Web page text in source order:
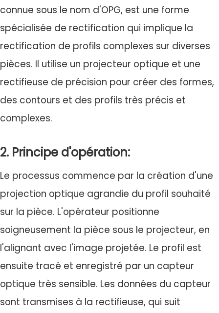
connue sous le nom d'OPG, est une forme
spécialisée de rectification qui implique la
rectification de profils complexes sur diverses
pièces. Il utilise un projecteur optique et une
rectifieuse de précision pour créer des formes,
des contours et des profils très précis et
complexes.
2. Principe d'opération:
Le processus commence par la création d'une
projection optique agrandie du profil souhaité
sur la pièce. L'opérateur positionne
soigneusement la pièce sous le projecteur, en
l'alignant avec l'image projetée. Le profil est
ensuite tracé et enregistré par un capteur
optique très sensible. Les données du capteur
sont transmises à la rectifieuse, qui suit